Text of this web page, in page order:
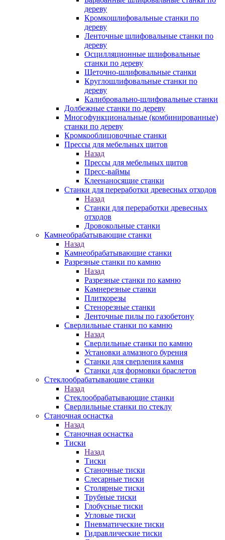
дереву
Кромкошлифовальные станки по
дереву
Ленточные шлифовальные станки по
дереву
Осцилляционные шлифовальные
станки по дереву
Щеточно-шлифовальные станки
Круглошлифовальные станки по
дереву
Калибровально-шлифовальные станки
Долбежные станки по дереву
Многофункциональные (комбинированные)
станки по дереву
Кромкооблицовочные станки
Прессы для мебельных щитов
Назад
Прессы для мебельных щитов
Пресс-ваймы
Клеенаносящие станки
Станки для переработки древесных отходов
Назад
Станки для переработки древесных
отходов
Дровокольные станки
Камнеобрабатывающие станки
Назад
Камнеобрабатывающие станки
Разрезные станки по камню
Назад
Разрезные станки по камню
Камнерезные станки
Плиткорезы
Стенорезные станки
Ленточные пилы по газобетону
Сверлильные станки по камню
Назад
Сверлильные станки по камню
Установки алмазного бурения
Станки для сверления камня
Станки для формовки браслетов
Стеклообрабатывающие станки
Назад
Стеклообрабатывающие станки
Сверлильные станки по стеклу
Станочная оснастка
Назад
Станочная оснастка
Тиски
Назад
Тиски
Станочные тиски
Слесарные тиски
Столярные тиски
Трубные тиски
Глобусные тиски
Угловые тиски
Пневматические тиски
Гидравлические тиски